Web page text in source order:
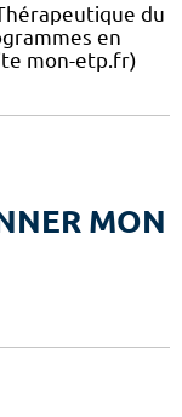
du
en
mon-etp.fr)
MON